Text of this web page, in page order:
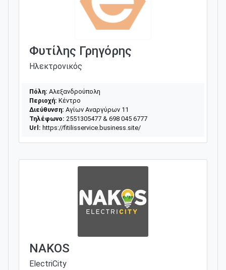
Φυτίλης Γρηγόρης
Ηλεκτρονικός
Πόλη: Αλεξανδρούπολη
Περιοχή: Κέντρο
Διεύθυνση: Αγίων Αναργύρων 11
Τηλέφωνο: 2551305477 & 698 045 6777
Url: https://fitilisservice.business.site/
NAKOS
ElectriCity